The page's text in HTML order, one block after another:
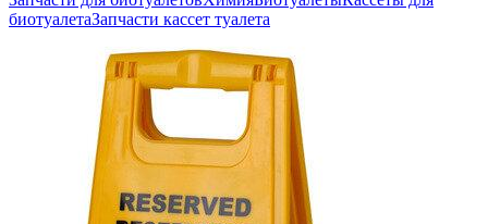
биотуалетаЗапчасти кассет туалета